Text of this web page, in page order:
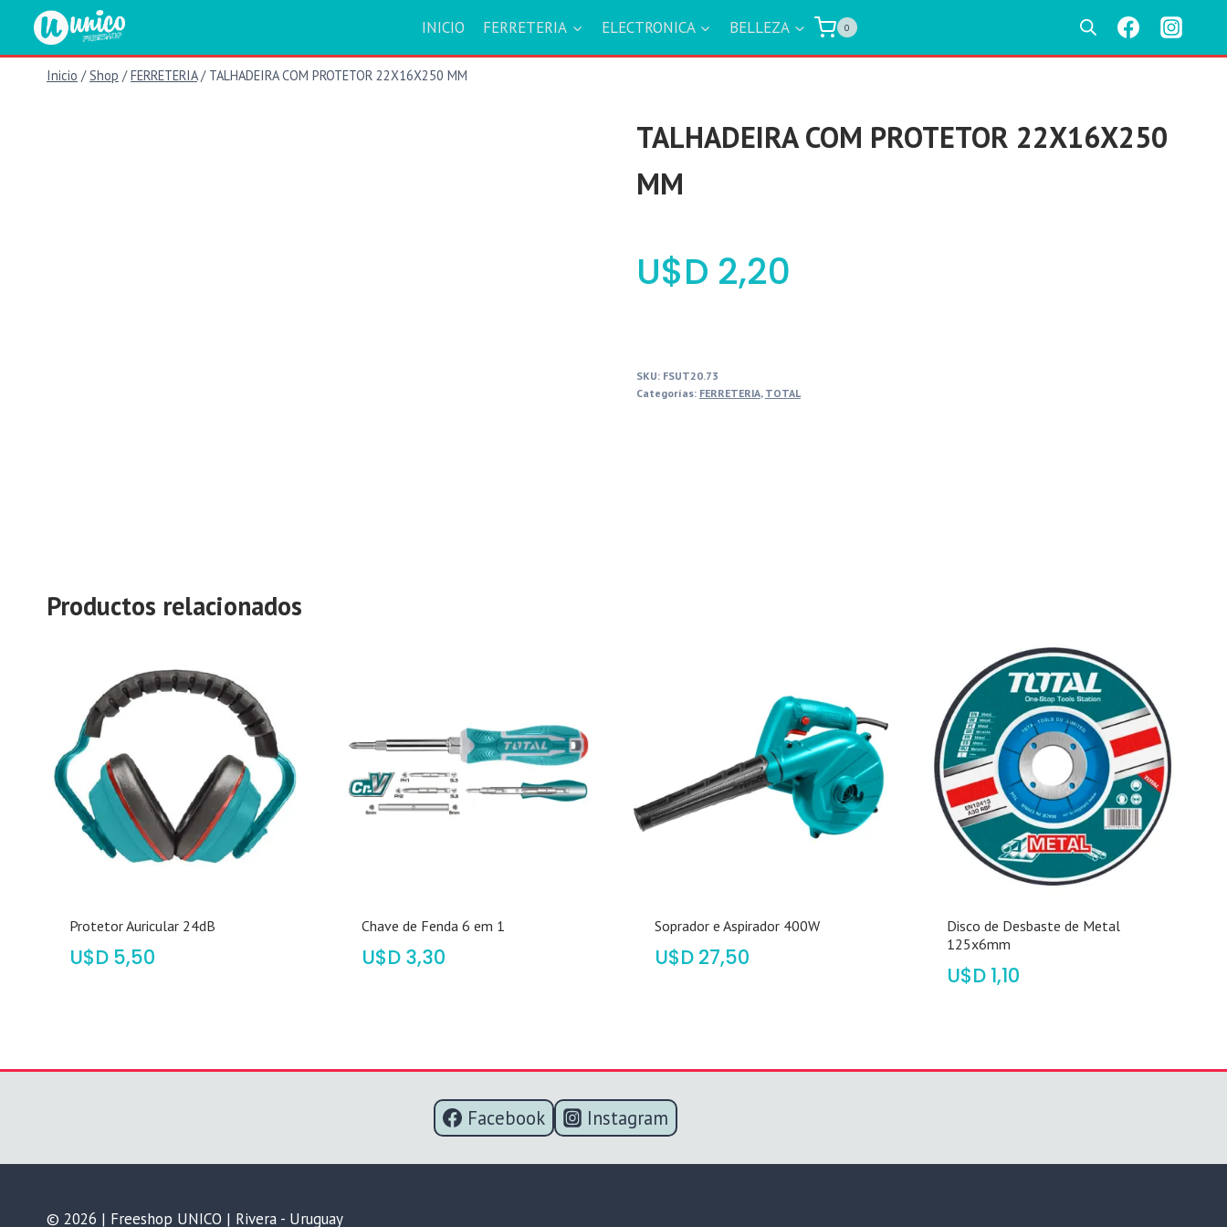
contenido
INICIO FERRETERIA ELECTRONICA BELLEZA 0
Inicio / Shop / FERRETERIA / TALHADEIRA COM PROTETOR 22X16X250 MM
TALHADEIRA COM PROTETOR 22X16X250
MM
$ 2,20
SKU: FSUT20.73
Categorías: FERRETERIA, TOTAL
Productos relacionados
Protetor Auricular 24dB
$ 5,50
Chave de Fenda 6 em 1
$ 3,30
Soprador e Aspirador 400W
$ 27,50
Disco de Desbaste de Metal
125x6mm
$ 1,10
Facebook Instagram
© 2026 | Freeshop UNICO | Rivera - Uruguay